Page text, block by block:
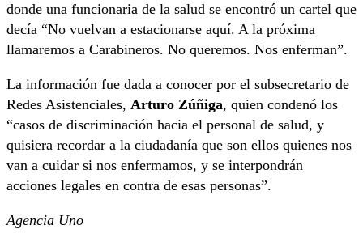
donde una funcionaria de la salud se encontró un cartel que
decía “No vuelvan a estacionarse aquí. A la próxima
llamaremos a Carabineros. No queremos. Nos enferman”.
La información fue dada a conocer por el subsecretario de
Redes Asistenciales, Arturo Zúñiga, quien condenó los
“casos de discriminación hacia el personal de salud, y
quisiera recordar a la ciudadanía que son ellos quienes nos
van a cuidar si nos enfermamos, y se interpondrán
acciones legales en contra de esas personas”.
Agencia Uno